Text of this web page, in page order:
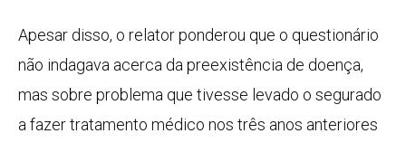
Apesar disso, o relator ponderou que o questionário
não indagava acerca da preexistência de doença,
mas sobre problema que tivesse levado o segurado
a fazer tratamento médico nos três anos anteriores